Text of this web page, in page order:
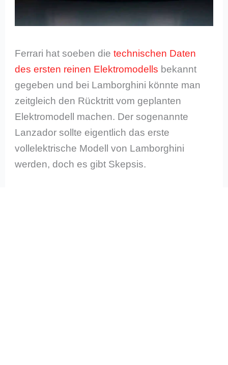
Ferrari hat soeben dietechnischen Daten
des ersten reinen Elektromodells bekannt
gegeben und bei Lamborghini könnte man
zeitgleich den Rücktritt vom geplanten
Elektromodell machen. Der sogenannte
Lanzador sollte eigentlich das erste
vollelektrische Modell von Lamborghini
werden, doch es gibt Skepsis.